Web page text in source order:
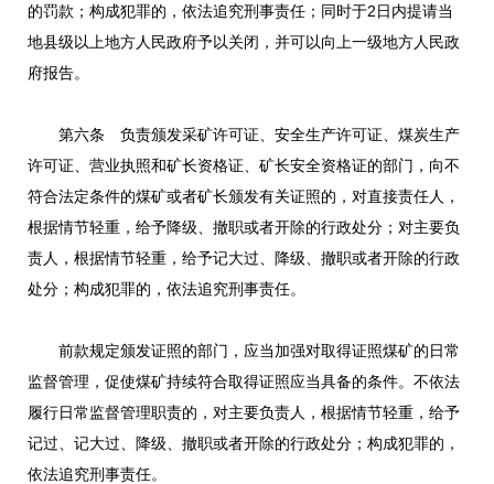
的罚款；构成犯罪的，依法追究刑事责任；同时于2日内提请当
地县级以上地方人民政府予以关闭，并可以向上一级地方人民政
府报告。
第六条 负责颁发采矿许可证、安全生产许可证、煤炭生产
许可证、营业执照和矿长资格证、矿长安全资格证的部门，向不
符合法定条件的煤矿或者矿长颁发有关证照的，对直接责任人，
根据情节轻重，给予降级、撤职或者开除的行政处分；对主要负
责人，根据情节轻重，给予记大过、降级、撤职或者开除的行政
处分；构成犯罪的，依法追究刑事责任。
前款规定颁发证照的部门，应当加强对取得证照煤矿的日常
监督管理，促使煤矿持续符合取得证照应当具备的条件。不依法
履行日常监督管理职责的，对主要负责人，根据情节轻重，给予
记过、记大过、降级、撤职或者开除的行政处分；构成犯罪的，
依法追究刑事责任。